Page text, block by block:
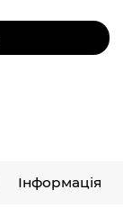
Інформація